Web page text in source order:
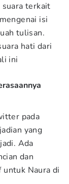
suara terkait
isi
tulisan.
hati dari
ini
pada
yang
Ada
dan
Naura di